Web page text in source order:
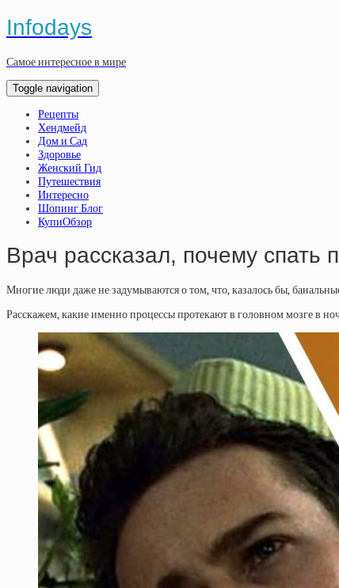
Infodays
Самое интересное в мире
Toggle navigation
Рецепты
Хендмейд
Дом и Сад
Здоровье
Женский Гид
Путешествия
Интересно
Шопинг Блог
КупиОбзор
Врач рассказал, почему
Многие люди даже не задумываются о том, что, казалось бы,
Расскажем, какие именно процессы протекают в головном мозге в